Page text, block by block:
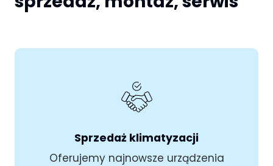
Sprzedaż klimatyzacji
Oferujemy najnowsze urządzenia